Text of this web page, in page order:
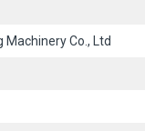
Co., Ltd